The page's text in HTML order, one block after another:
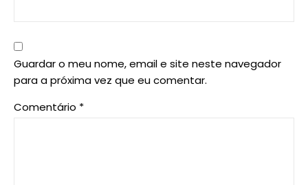
Guardar o meu nome, email e site neste navegador
para a próxima vez que eu comentar.
Comentário *